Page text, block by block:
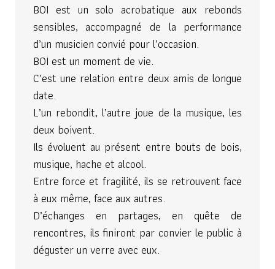
BOI est un solo acrobatique aux rebonds
sensibles, accompagné de la performance
d’un musicien convié pour l’occasion.
BOI est un moment de vie.
C’est une relation entre deux amis de longue
date.
L’un rebondit, l’autre joue de la musique, les
deux boivent.
Ils évoluent au présent entre bouts de bois,
musique, hache et alcool.
Entre force et fragilité, ils se retrouvent face
à eux même, face aux autres.
D’échanges en partages, en quête de
rencontres, ils finiront par convier le public à
déguster un verre avec eux.